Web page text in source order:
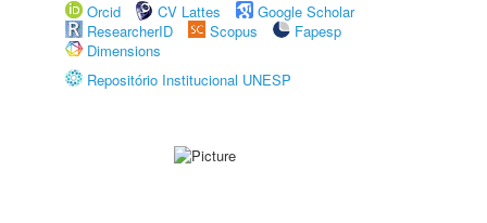
Orcid
CV Lattes
Google Scholar
ResearcherID
Scopus
Fapesp
Dimensions
Repositório Institucional UNESP